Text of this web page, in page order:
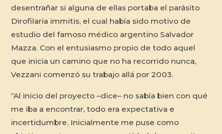
desentrañar si alguna de ellas portaba el parásito
Dirofilaria immitis, el cual había sido motivo de
estudio del famoso médico argentino Salvador
Mazza. Con el entusiasmo propio de todo aquel
que inicia un camino que no ha recorrido nunca,
Vezzani comenzó su trabajo allá por 2003.
“Al inicio del proyecto –dice– no sabía bien con qué
me iba a encontrar, todo era expectativa e
incertidumbre. Inicialmente me puse como